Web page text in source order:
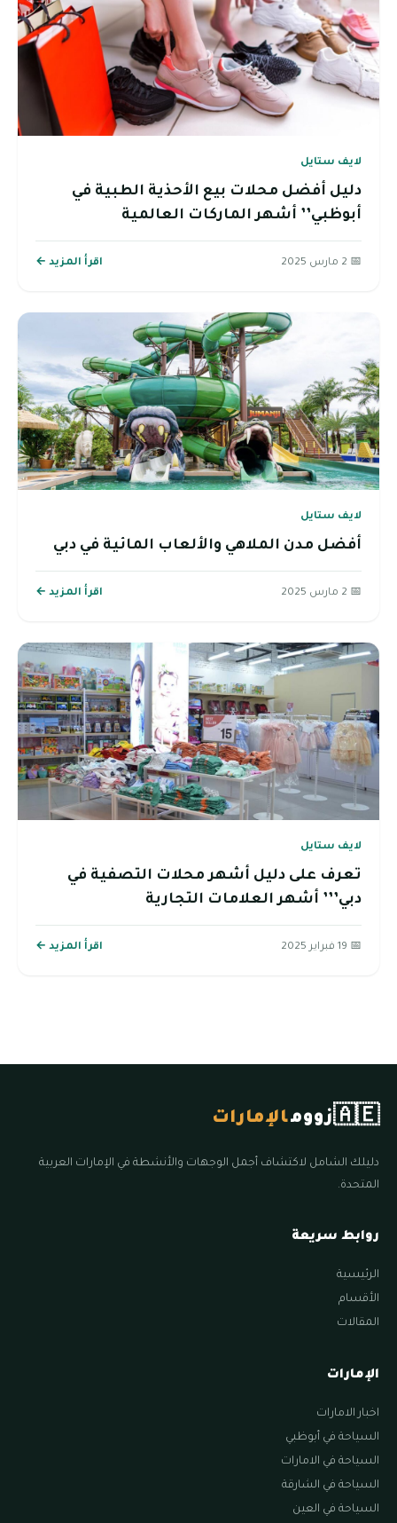
لايف ستايل
دليل أفضل محلات بيع الأحذية الطبية في
أبوظبي’’ أشهر الماركات العالمية
📅 2 مارس 2025 اقرأ المزيد ←
لايف ستايل
أفضل مدن الملاهي والألعاب المائية في دبي
📅 2 مارس 2025 اقرأ المزيد ←
لايف ستايل
تعرف على دليل أشهر محلات التصفية في
دبي’’’ أشهر العلامات التجارية
📅 19 فبراير 2025 اقرأ المزيد ←
🇦🇪زوومالإمارات
دليلك الشامل لاكتشاف أجمل الوجهات والأنشطة في الإمارات العربية
المتحدة.
روابط سريعة
الرئيسية
الأقسام
المقالات
الإمارات
اخبار الامارات
السياحة في أبوظبي
السياحة في الامارات
السياحة في الشارقة
السياحة في العين